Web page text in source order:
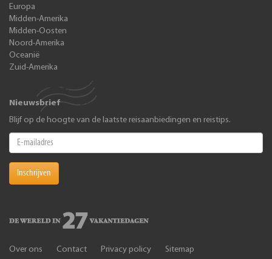
Europa
Midden-Amerika
Midden-Oosten
Noord-Amerika
Oceanië
Zuid-Amerika
Nieuwsbrief
Blijf op de hoogte van de laatste reisaanbiedingen en reistips.
Inschrijven
Over ons Contact Privacy policy Sitemap